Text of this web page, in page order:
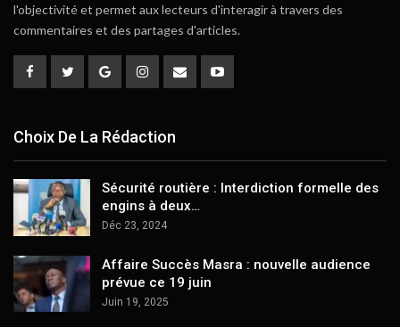
l'objectivité et permet aux lecteurs d'interagir à travers des
commentaires et des partages d'articles.
Choix De La Rédaction
Sécurité routière : Interdiction formelle des
engins à deux…
Déc 23, 2024
Affaire Succès Masra : nouvelle audience
prévue ce 19 juin
Juin 19, 2025